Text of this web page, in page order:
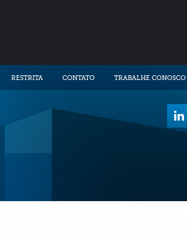
RESTRITA CONTATO TRABALHE CONOSCO